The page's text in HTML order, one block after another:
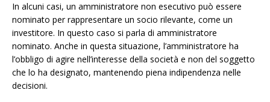
In alcuni casi, un amministratore non esecutivo può essere
nominato per rappresentare un socio rilevante, come un
investitore. In questo caso si parla di amministratore
nominato. Anche in questa situazione, l’amministratore ha
l’obbligo di agire nell’interesse della società e non del soggetto
che lo ha designato, mantenendo piena indipendenza nelle
decisioni.